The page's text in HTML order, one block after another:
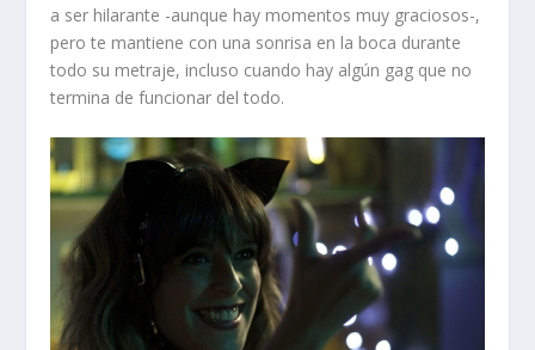
a ser hilarante -aunque hay momentos muy graciosos-,
pero te mantiene con una sonrisa en la boca durante
todo su metraje, incluso cuando hay algún gag que no
termina de funcionar del todo.